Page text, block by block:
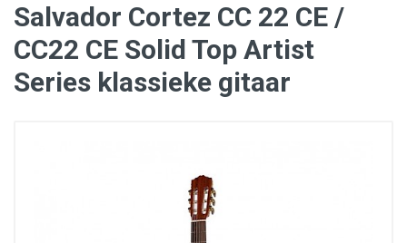
Salvador Cortez CC 22 CE /
CC22 CE Solid Top Artist
Series klassieke gitaar